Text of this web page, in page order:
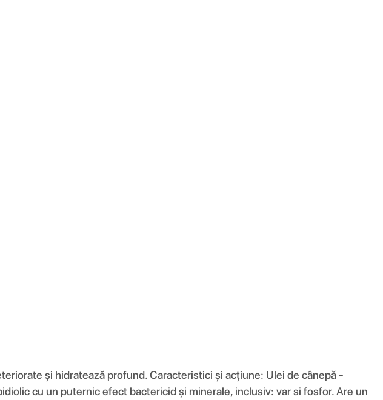
și hidratează profund. Caracteristici și acțiune: Ulei de cânepă -
cu un puternic efect bactericid și minerale, inclusiv: var si fosfor. Are un